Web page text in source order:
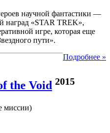
научной фантастики —
наград «STAR TREK»,
игре, которая еще
пути».
Подробнее »
the Void 2015
миссии)